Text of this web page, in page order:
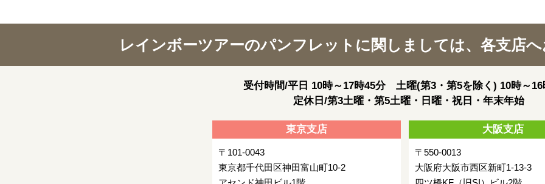
レインボーツアーのパンフレットに関しましては、各支店
受付時間/平日 10時～17時45分 土曜(第3・第5を除く) 10時～16
定休日/第3土曜・第5土曜・日曜・祝日・年末年始
東京支店
〒101-0043
東京都千代田区神田富山町10-2
大阪支店
〒550-0013
大阪府大阪市西区新町1-13-3